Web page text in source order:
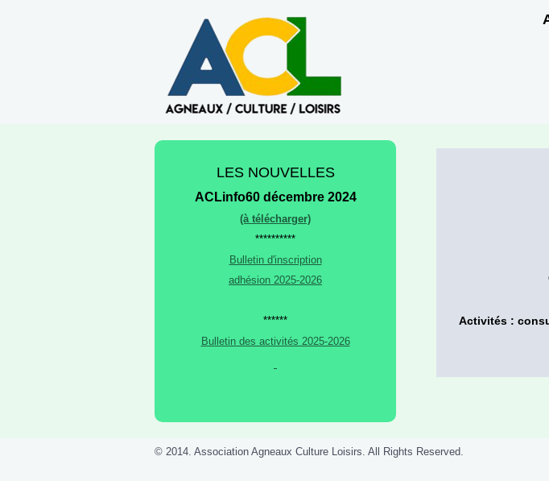
LES NOUVELLES
ACLinfo60 décembre 2024
(à télécharger)
**********
Bulletin d'inscription
adhésion 2025-2026
******
Bulletin des activités 2025-2026
Activités :
© 2014. Association Agneaux Culture Loisirs. All Rights Reserved.